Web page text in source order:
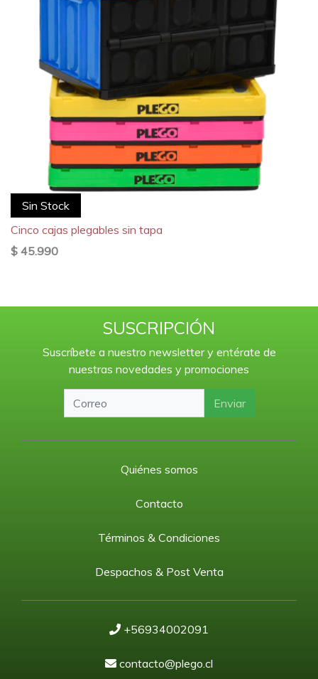
Sin Stock
Cinco cajas plegables sin tapa
$ 45.990
SUSCRIPCIÓN
Suscríbete a nuestro newsletter y entérate de
nuestras novedades y promociones
Enviar
Quiénes somos
Contacto
Términos & Condiciones
Despachos & Post Venta
+56934002091
contacto@plego.cl